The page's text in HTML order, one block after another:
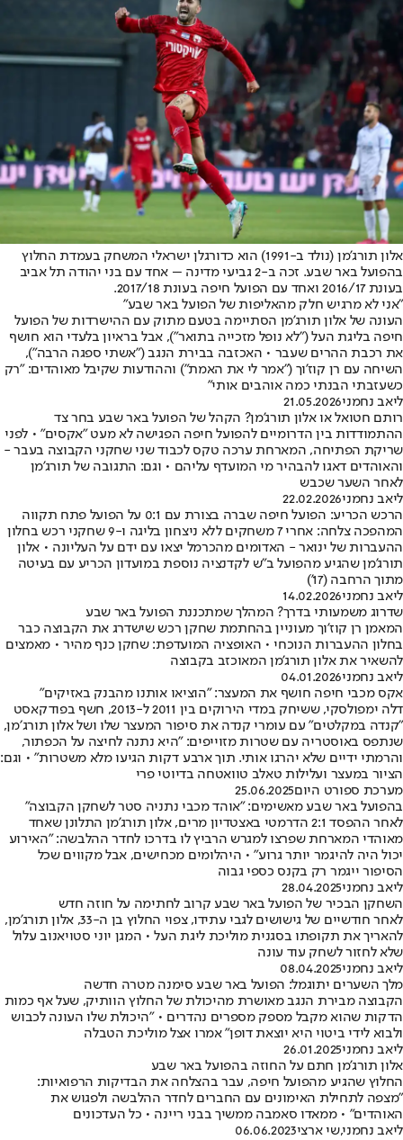
אלון תורג'מן (נולד ב-1991) הוא כדורגלן ישראלי המשחק בעמדת החלוץ
בהפועל באר שבע. זכה ב-2 גביעי מדינה – אחד עם בני יהודה תל אביב
בעונת 2016/17 ואחד עם הפועל חיפה בעונת 2017/18.
"אני לא מרגיש חלק מהאליפות של הפועל באר שבע"
העונה של אלון תורג'מן הסתיימה בטעם מתוק עם ההישרדות של הפועל
חיפה בליגת העל ("לא נופל מזכייה בתואר"), אבל בראיון בלעדי הוא חושף
את רכבת ההרים שעבר • האכזבה בבירת הנגב ("אשתי ספגה הרבה"),
השיחה עם רן קוז'וך ("אמר לי את האמת") וההודעות שקיבל מאוהדים: "רק
כשעזבתי הבנתי כמה אוהבים אותי"
ליאב נחמני21.05.2026
רותם חטואל או אלון תורג'מן? הקהל של הפועל באר שבע בחר צד
ההתמודדות בין הדרומיים להפועל חיפה הפגישה לא מעט "אקסים" • לפני
שריקת הפתיחה, המארחת ערכה טקס לכבוד שני שחקני הקבוצה בעבר -
והאוהדים דאגו להבהיר מי המועדף עליהם • וגם: התגובה של תורג'מן
לאחר השער שכבש
ליאב נחמני22.02.2026
הרכש הכריע: הפועל חיפה שברה בצורת עם 0:1 על הפועל פתח תקווה
המהפכה צלחה: אחרי 7 משחקים ללא ניצחון בליגה ו-9 שחקני רכש בחלון
ההעברות של ינואר - האדומים מהכרמל יצאו עם ידם על העליונה • אלון
תורג'מן שהגיע מהפועל ב"ש לקדנציה נוספת במועדון הכריע עם בעיטה
מתוך הרחבה (17')
ליאב נחמני14.02.2026
שדרוג משמעותי בדרך? המהלך שמתכננת הפועל באר שבע
המאמן רן קוז'וך מעוניין בהחתמת שחקן רכש שישדרג את הקבוצה כבר
בחלון ההעברות הנוכחי • האופציה המועדפת: שחקן כנף מהיר • מאמצים
להשאיר את אלון תורג'מן המאוכזב בקבוצה
ליאב נחמני04.01.2026
אקס מכבי חיפה חושף את המעצר: ״הוציאו אותנו מהבנק באזיקים״
דלה ימפולסקי, ששיחק במדי הירוקים בין 2011 ל-2013, חשף בפודקאסט
״קנדה במקלטים״ עם עומרי קנדה את סיפור המעצר שלו ושל אלון תורג׳מן,
שנתפס באוסטריה עם שטרות מזוייפים: ״היא נתנה לחיצה על הכפתור,
והרמתי ידיים שלא יהרגו אותי. תוך ארבע דקות הגיעו מלא משטרות״ • וגם:
הציור במעצר ועלילות טאלב טוואטחה בדיוטי פרי
מערכת ספורט היום25.06.2025
בהפועל באר שבע מאשימים: "אוהד מכבי נתניה סטר לשחקן הקבוצה"
לאחר ההפסד 2:1 הדרמטי באצטדיון מרים, אלון תורג'מן התלונן שאחד
מאוהדי המארחת שפרצו למגרש הרביץ לו בדרכו לחדר ההלבשה: "האירוע
יכול היה להיגמר יותר גרוע" • היהלומים מכחישים, אבל מקווים שכל
הסיפור ייגמר רק בקנס כספי גבוה
ליאב נחמני28.04.2025
השחקן הבכיר של הפועל באר שבע קרוב לחתימה על חוזה חדש
לאחר חודשיים של גישושים לגבי עתידו, צפוי החלוץ בן ה-33, אלון תורג'מן,
להאריך את תקופתו בסגנית מוליכת ליגת העל • המגן יוני סטויאנוב עלול
שלא לחזור לשחק עוד עונה
ליאב נחמני08.04.2025
מלך השערים יתוגמל: הפועל באר שבע סימנה מטרה חדשה
הקבוצה מבירת הנגב מאושרת מהיכולת של החלוץ הוותיק, שעל אף כמות
הדקות שהוא מקבל מספק מספרים נהדרים • "היכולת שלו העונה לכבוש
ולבוא לידי ביטוי היא יוצאת דופן" אמרו אצל מוליכת הטבלה
ליאב נחמני26.01.2025
אלון תורג'מן חתם על החוזה בהפועל באר שבע
החלוץ שהגיע מהפועל חיפה, עבר בהצלחה את הבדיקות הרפואיות:
"מצפה לתחילת האימונים עם החברים לחדר ההלבשה ולפגוש את
האוהדים" • ממאדו סאמבה ממשיך בבני ריינה • כל העדכונים
ליאב נחמני,שי ארצי06.06.2023